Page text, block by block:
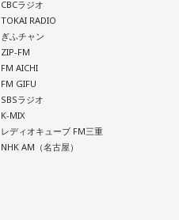
CBCラジオ
TOKAI RADIO
ぎふチャン
ZIP-FM
FM AICHI
FM GIFU
SBSラジオ
K-MIX
レディオキューブ FM三重
NHK AM（名古屋）